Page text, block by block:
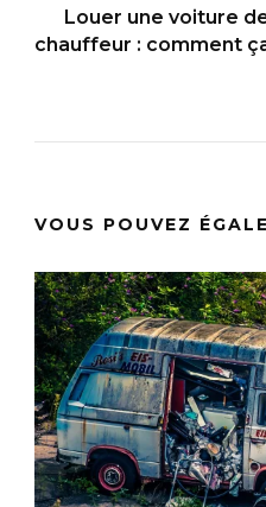
Louer une voiture
chauffeur : comment
VOUS POUVEZ